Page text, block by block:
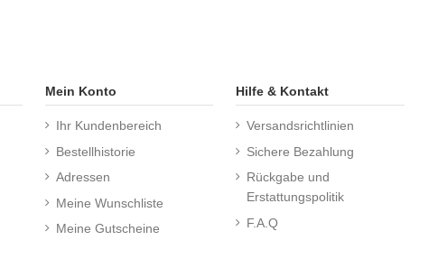
Mein Konto
Ihr Kundenbereich
Bestellhistorie
Adressen
Meine Wunschliste
Meine Gutscheine
Hilfe & Kontakt
Versandsrichtlinien
Sichere Bezahlung
Rückgabe und
Erstattungspolitik
F.A.Q